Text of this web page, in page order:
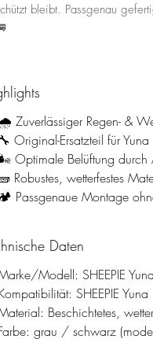
bleibt. Passgenau
Zuverlässiger Regen- &
🔧 Original-Ersatzteil für
Optimale Belüftung durch
Robustes, wetterfestes
Passgenaue Montage
Daten
Modell: SHEEPIE
SHEEPIE
Beschichtetes,
grau / schwarz